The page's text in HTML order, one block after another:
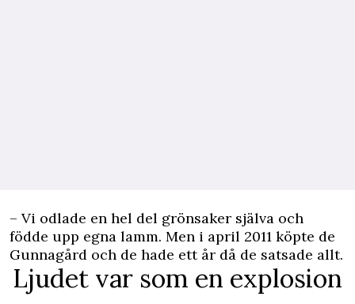
– Vi odlade en hel del grönsaker själva och
födde upp egna lamm. Men i april 2011 köpte de
Gunnagård och de hade ett år då de satsade allt.
Ljudet var som en explosion